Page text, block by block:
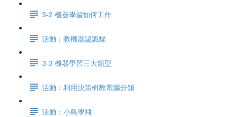
3-2 機器學習如何工作
活動：教機器認識貓
3-3 機器學習三大類型
活動：利用決策樹教電腦分類
活動：小鳥學飛